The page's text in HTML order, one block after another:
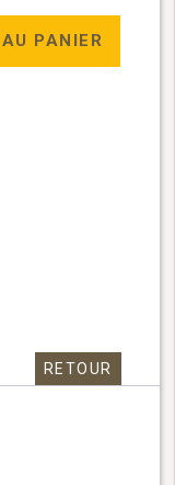
PANIER
RETOUR